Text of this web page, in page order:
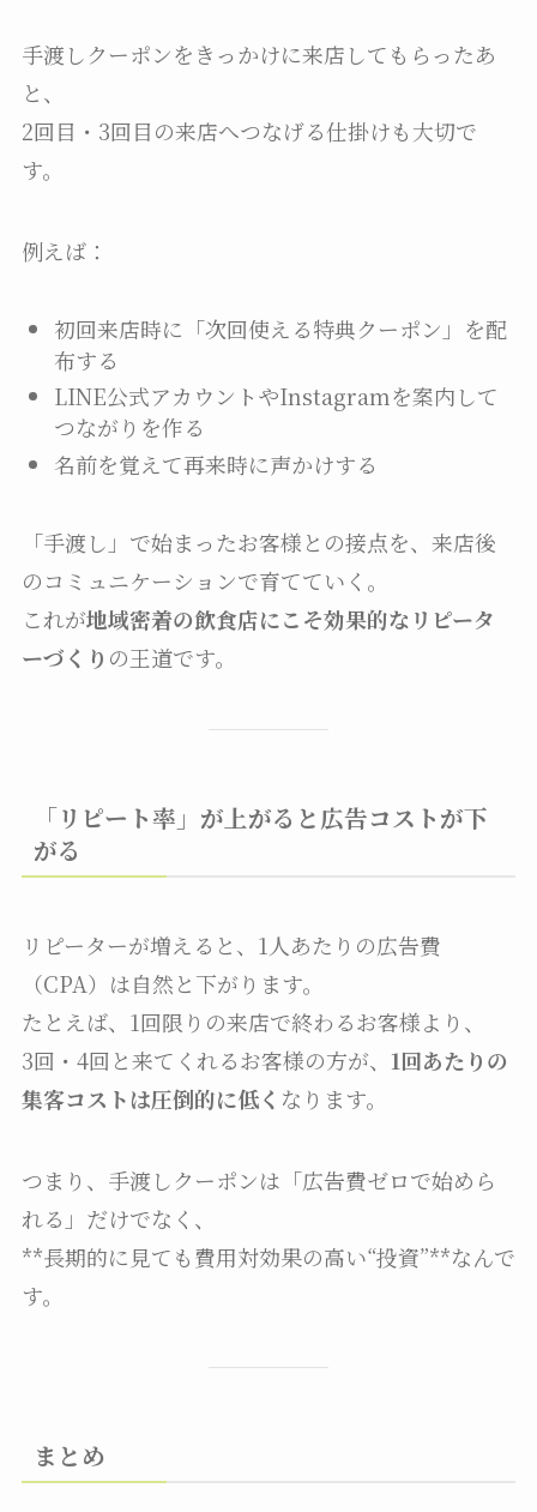
手渡しクーポンをきっかけに来店してもらったあ
と、
2回目・3回目の来店へつなげる仕掛けも大切で
す。
例えば：
初回来店時に「次回使える特典クーポン」を配
布する
LINE公式アカウントやInstagramを案内して
つながりを作る
名前を覚えて再来時に声かけする
「手渡し」で始まったお客様との接点を、来店後
のコミュニケーションで育てていく。
これが地域密着の飲食店にこそ効果的なリピータ
ーづくり の王道です。
「リピート率」が上がると広告コストが下
がる
リピーターが増えると、1人あたりの広告費
（CPA）は自然と下がります。
たとえば、1回限りの来店で終わるお客様より、
3回・4回と来てくれるお客様の方が、 1回あたりの
集客コストは圧倒的に低く なります。
つまり、手渡しクーポンは「広告費ゼロで始めら
れる」だけでなく、
**長期的に見ても費用対効果の高い“投資”**なんで
す。
まとめ